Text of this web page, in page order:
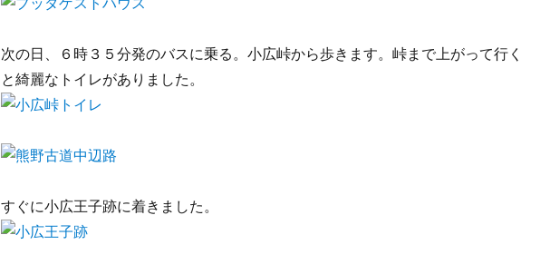
次の日、６時３５分発のバスに乗る。小広峠から歩きます。峠まで上がって行く
と綺麗なトイレがありました。
すぐに小広王子跡に着きました。